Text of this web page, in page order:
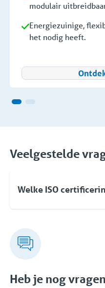
modulair
Energiezuinige,
het nodig heeft.
Veelgestelde
Welke ISO
ISO 9001 (kwaliteit),
14001 (Milieu).
Heb je nog